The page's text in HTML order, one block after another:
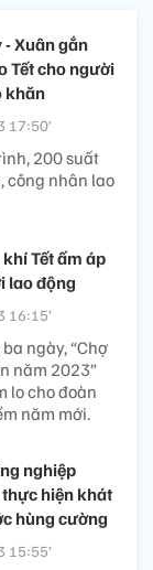
- Xuân gắn
Tết cho người
khăn
17:50’
200 suất
công nhân lao
Tết ấm áp
lao động
16:15’
ngày, “Chợ
năm 2023”
lo cho đoàn
năm mới.
nghiệp
hiện khát
hùng cường
15:55’